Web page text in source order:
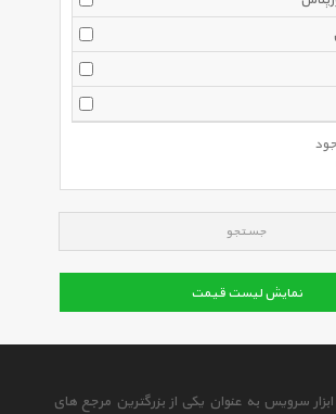
جستجو
نمایش لیست قیمت
ابزار سرویس به عنوان یکی از بزرگترین مرجع های